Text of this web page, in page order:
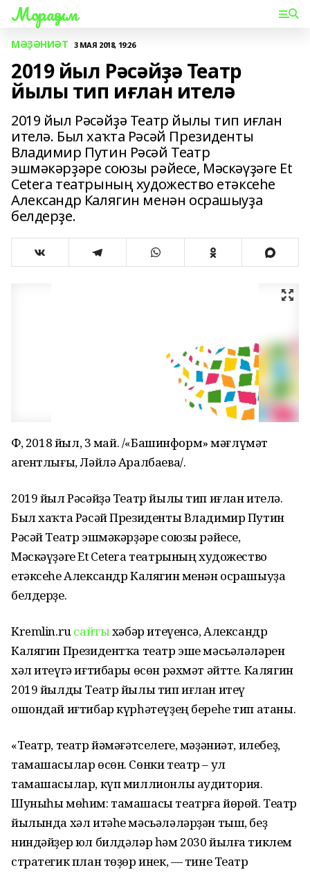
Мораҙым
МӘҘӘНИӘТ 3 МАЯ 2018, 19:26
2019 йыл Рәсәйҙә Театр
йылы тип иғлан ителә
2019 йыл Рәсәйҙә Театр йылы тип иғлан
ителә. Был хаҡта Рәсәй Президенты
Владимир Путин Рәсәй Театр
эшмәкәрҙәре союзы рәйесе, Мәскәүҙәге Et
Cetera театрының художество етәксеһе
Александр Калягин менән осрашыуҙа
белдерҙе.
ӨФӨ, 2018 йыл, 3 май. /«Башинформ» мәғлүмәт
агентлығы, Ләйлә Аралбаева/.
2019 йыл Рәсәйҙә Театр йылы тип иғлан ителә.
Был хаҡта Рәсәй Президенты Владимир Путин
Рәсәй Театр эшмәкәрҙәре союзы рәйесе,
Мәскәүҙәге Et Cetera театрының художество
етәксеһе Александр Калягин менән осрашыуҙа
белдерҙе.
Kremlin.ruсайтыхәбәр итеүенсә, Александр
Калягин Президентҡа театр эше мәсьәләләрен
хәл итеүгә иғтибары өсөн рәхмәт әйтте. Калягин
2019 йылды Театр йылы тип иғлан итеү
ошондай иғтибар күрһәтеүҙең береһе тип атаны.
«Театр, театр йәмәғәтселеге, мәҙәниәт, илебеҙ,
тамашасылар өсөн. Сөнки театр – ул
тамашасылар, күп миллионлы аудитория.
Шуныһы мөһим: тамашасы театрға йөрөй. Театр
йылында хәл итәһе мәсьәләләрҙән тыш, беҙ
ниндәйҙер юл билдәләр һәм 2030 йылға тиклем
стратегик план төҙөр инек, — тине Театр